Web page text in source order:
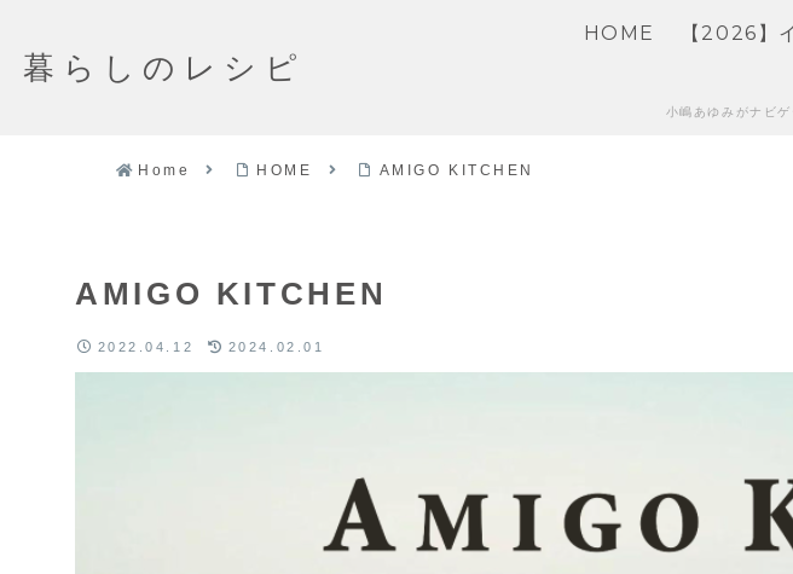
暮らしのレシピ
HOME 【2026】
小嶋あゆみがナビ
Home HOME AMIGO KITCHEN
AMIGO KITCHEN
2022.04.12 2024.02.01